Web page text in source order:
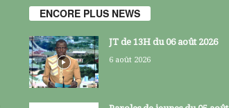
ENCORE PLUS NEWS
JT de 13H du 06 août 2026
6 août 2026